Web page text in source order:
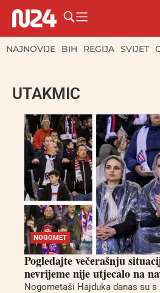
NAJNOVIJE BIH REGIJA SVIJET
UTAKMIC
NOGOMET
Pogledajte večerašnju
nevrijeme nije utjecalo na
Nogometaši Hajduka danas su